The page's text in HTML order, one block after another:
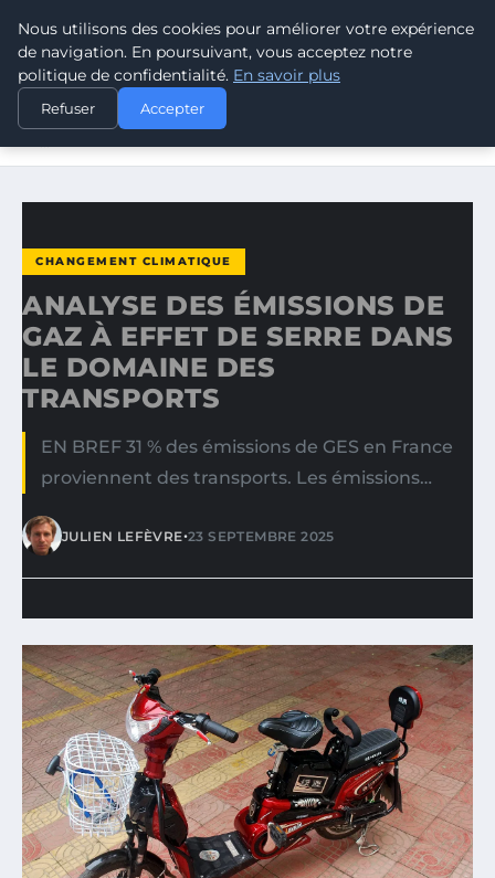
CLIMATE RESPONSE BLOG
ACCUEIL
CHANGEMENT CLIMATIQUE
ANALYSE DES ÉMISSIONS DE GAZ À EFFET DE SERRE DANS
CHANGEMENT CLIMATIQUE
ANALYSE DES ÉMISSIONS DE
GAZ À EFFET DE SERRE DANS
LE DOMAINE DES
TRANSPORTS
EN BREF 31 % des émissions de GES en France
proviennent des transports. Les émissions…
JULIEN LEFÈVRE•23 SEPTEMBRE 2025
Nous utilisons des cookies pour améliorer votre expérience
de navigation. En poursuivant, vous acceptez notre
politique de confidentialité. En savoir plus
Refuser Accepter